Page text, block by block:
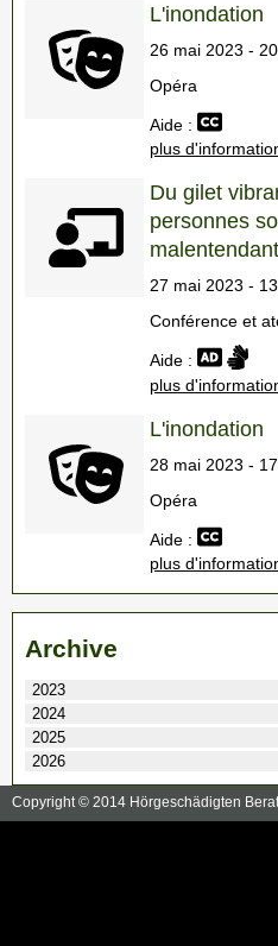
L'inondation
26 mai 2023 -
Opéra
Aide :
plus d'information
Du gilet
personnes
27 mai 2023 -
Conférence et
Aide :
plus d'information
L'inondation
28 mai 2023 -
Opéra
Aide :
plus d'information
Archive
2023
2024
2025
2026
Copyright © 2014 Hörgeschädigten